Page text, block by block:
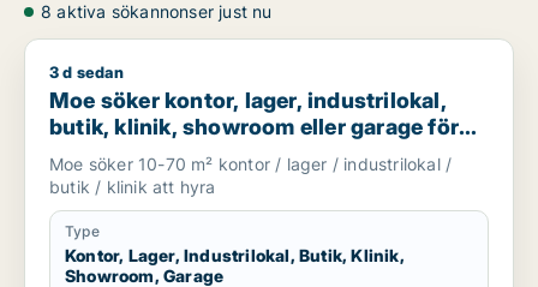
8 aktiva sökannonser just nu
Moe söker kontor, lager, industrilokal, butik, klinik,
3 d sedan
Moe söker kontor, lager, industrilokal,
butik, klinik, showroom eller garage för
uthyrning i Stockholm
Moe söker 10-70 m² kontor / lager / industrilokal /
butik / klinik att hyra
Type
Kontor, Lager, Industrilokal, Butik, Klinik,
Showroom, Garage